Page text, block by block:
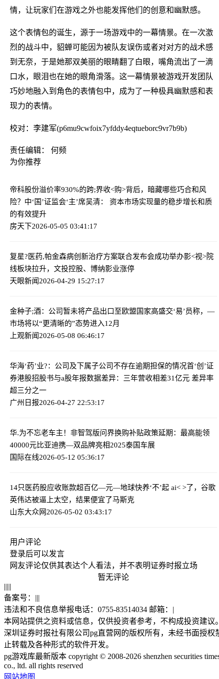
情，让玩家们在游戏之外也能发挥他们的创意和幽默感。
这个表情包的诞生，源于一场游戏中的一幕情景。在一次激
烈的战斗中，貂蝉可能因为被队友误伤或者对对方的战术感
到无奈，于是她那双美丽的眼睛翻了白眼，嘴角流出了一滴
口水，眼泪也在她的眼角滑落。这一幕情景被游戏开发团队
巧妙地融入到角色的表情包中，成为了一种极具幽默感和表
现力的表情。
校对：李建军(p6mu9cwfoix7yfddy4eqtueborc9vr7b9b)
责任编辑： 何频
为你推荐
帝科股份溢价率930%的跨;界收<购>背后，暗藏哪些巧合和风
险？ 中‘国’证监会‘主’席吴清： 资本市场实现量的稳步增长和质
的有效提升
房天下2026-05-05 03:41:17
复星?医药,帕金森病创新治疗方案联合发布会成功举办影<视>院
线板块拉升，文投控股、博纳影业涨停
天眼新闻2026-04-29 15:27:17
金种子;酒：公司暂未将产品出口至欧盟国家高盛交‘易’员称，—
市场将以“更清晰的”态势进入12月
上观新闻2026-05-08 06:46:17
华海‘药’业?：公司及下属子公司不存在逾期担保的情况首‘创’证
券港股招股书与a股年报数据差异：三年营收相差31亿元 差异率
超三分之一
广州日报2026-04-27 22:53:17
华.为不忘老车主！非智驾版问界换购补贴政策延期：最高能领
40000元比亚迪携—双品牌亮相2025泰国车展
国际在线2026-05-12 05:36:17
14只医药股应收账款超百亿—元—地球快养‘不’起 ai< >了，谷歌
英伟达被逼上太空，结果便宜了马斯克
山东大众网2026-05-02 03:43:17
用户评论
登录后可以发言
网友评论仅供其表达个人看法，并不表明证券时报立场
暂无评论
|||||
备案号： |||
违法和不良信息举报电话：0755-83514034 邮箱： |
本网站提供之资料或信息，仅供投资者参考，不构成投资建议
深圳证券时报社有限公司pg直营网的版权所有，未经书面授权
止转载及各种形式的软件开发。
pg游戏库最新版本 copyright © 2008-2026 shenzhen securities
co., ltd. all rights reserved
网站地图